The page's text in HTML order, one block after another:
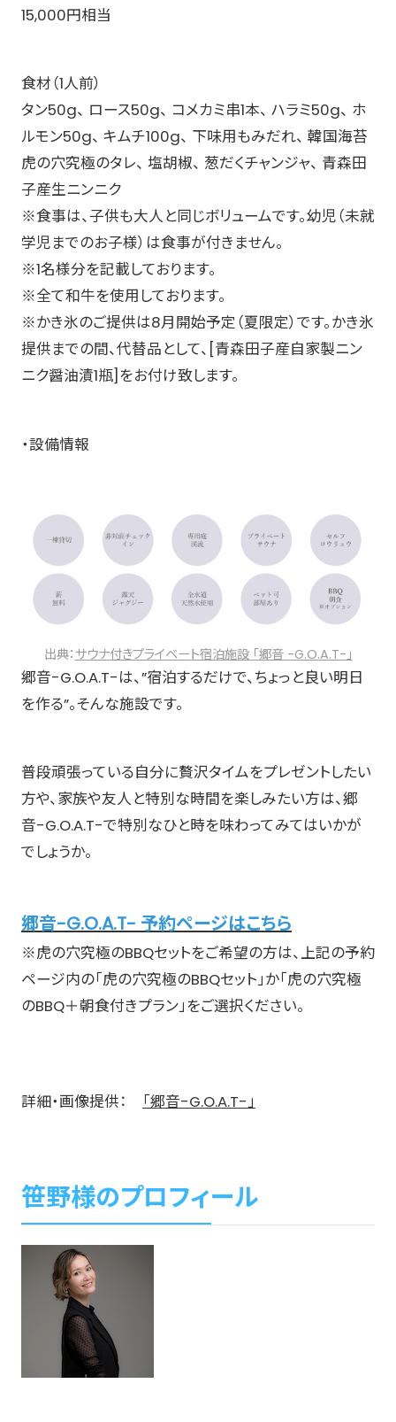
15,000円相当
食材（1人前）
タン50g、 ロース50g、 コメカミ串1本、 ハラミ50g、 ホ
ルモン50g、 キムチ100g、 下味用もみだれ、 韓国海苔
虎の穴究極のタレ、 塩胡椒、 葱だくチャンジャ、 青森田
子産生ニンニク
※食事は、子供も大人と同じボリュームです。幼児（未就
学児までのお子様）は食事が付きません。
※1名様分を記載しております。
※全て和牛を使用しております。
※かき氷のご提供は8月開始予定（夏限定）です。かき氷
提供までの間、代替品として、[青森田子産自家製ニン
ニク醤油漬1瓶]をお付け致します。
・設備情報
出典： サウナ付きプライベート宿泊施設 「郷音 -G.O.A.T-」
郷音-G.O.A.T-は、”宿泊するだけで、ちょっと良い明日
を作る”。そんな施設です。
普段頑張っている自分に贅沢タイムをプレゼントしたい
方や、家族や友人と特別な時間を楽しみたい方は、郷
音-G.O.A.T-で特別なひと時を味わってみてはいかが
でしょうか。
郷音-G.O.A.T- 予約ページはこちら
※虎の穴究極のBBQセットをご希望の方は、上記の予約
ページ内の「虎の穴究極のBBQセット」か「虎の穴究極
のBBQ＋朝食付きプラン」をご選択ください。
詳細・画像提供： 「郷音-G.O.A.T-」
笹野様のプロフィール